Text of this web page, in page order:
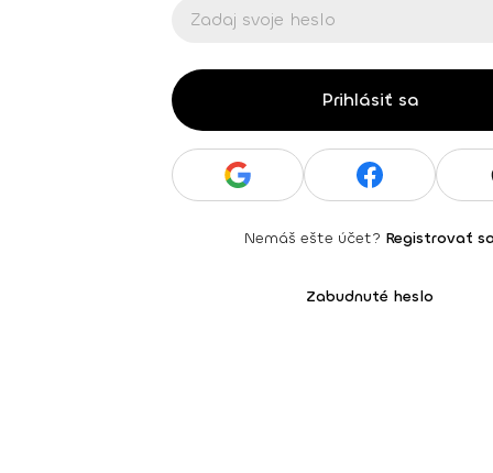
Prihlásiť sa
Nemáš ešte účet? Registrovať
Zabudnuté heslo